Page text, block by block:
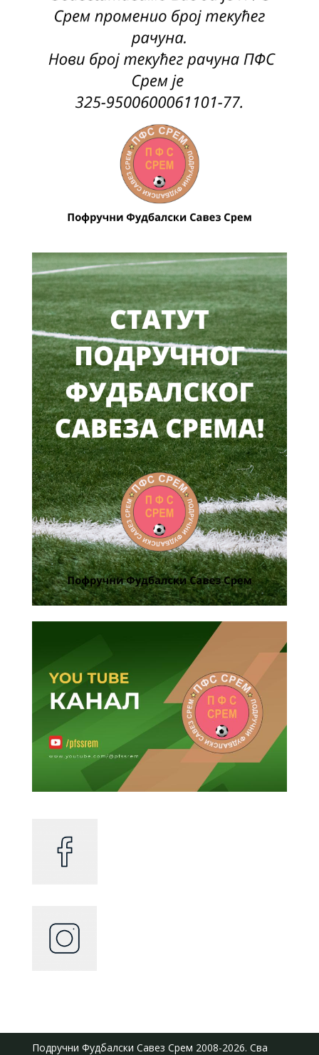
Подручни Фудбалски Савез Срем 2008-2026. Сва